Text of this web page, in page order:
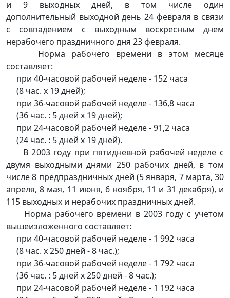
и 9 выходных дней, в том числе один
дополнительный выходной день 24 февраля в связи
с совпадением с выходным воскресным днем
нерабочего праздничного дня 23 февраля.
Норма рабочего времени в этом месяце
составляет:
при 40-часовой рабочей неделе - 152 часа
(8 час. x 19 дней);
при 36-часовой рабочей неделе - 136,8 часа
(36 час. : 5 дней x 19 дней);
при 24-часовой рабочей неделе - 91,2 часа
(24 час. : 5 дней x 19 дней).
В 2003 году при пятидневной рабочей неделе с
двумя выходными днями 250 рабочих дней, в том
числе 8 предпраздничных дней (5 января, 7 марта, 30
апреля, 8 мая, 11 июня, 6 ноября, 11 и 31 декабря), и
115 выходных и нерабочих праздничных дней.
Норма рабочего времени в 2003 году с учетом
вышеизложенного составляет:
при 40-часовой рабочей неделе - 1 992 часа
(8 час. x 250 дней - 8 час.);
при 36-часовой рабочей неделе - 1 792 часа
(36 час. : 5 дней x 250 дней - 8 час.);
при 24-часовой рабочей неделе - 1 192 часа